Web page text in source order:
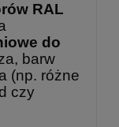
RAL
do
barw
(np. różne
czy